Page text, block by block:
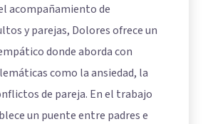
acompañamiento de
y parejas, Dolores ofrece un
donde aborda con
como la ansiedad, la
de pareja. En el trabajo
un puente entre padres e